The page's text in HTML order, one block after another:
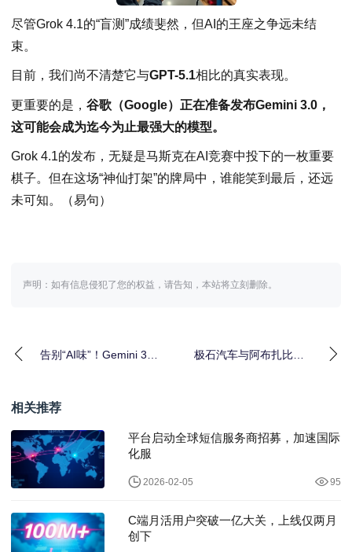
尽管Grok 4.1的“盲测”成绩斐然，但AI的王座之争远未结
束。
目前，我们尚不清楚它与GPT-5.1相比的真实表现。
更重要的是， 谷歌（Google）正在准备发布Gemini 3.0，
这可能会成为迄今为止最强大的模型。
Grok 4.1的发布，无疑是马斯克在AI竞赛中投下的一枚重要
棋子。但在这场“神仙打架”的牌局中，谁能笑到最后，还远
未可知。（易句）
声明：如有信息侵犯了您的权益，请告知，本站将立刻删除。
告别“AI味”！Gemini 3初
极石汽车与阿布扎比投
相关推荐
平台启动全球短信服务商招募，加速国际
化服
2026-02-05 95
C端月活用户突破一亿大关，上线仅两月
创下